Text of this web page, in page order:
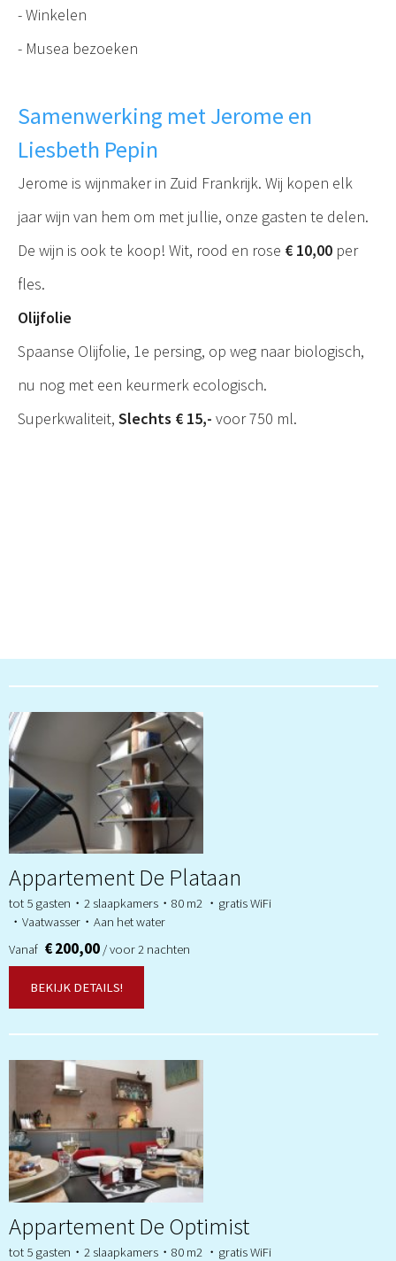
- Winkelen
- Musea bezoeken
Samenwerking met Jerome en
Liesbeth Pepin
Jerome is wijnmaker in Zuid Frankrijk. Wij kopen elk
jaar wijn van hem om met jullie, onze gasten te delen.
De wijn is ook te koop! Wit, rood en rose € 10,00 per
fles.
Olijfolie
Spaanse Olijfolie, 1e persing, op weg naar biologisch,
nu nog met een keurmerk ecologisch.
Superkwaliteit, Slechts € 15,- voor 750 ml.
Appartement De Plataan
tot 5 gasten・2 slaapkamers・80 m2 ・gratis WiFi
・Vaatwasser・Aan het water
Vanaf € 200,00 / voor 2 nachten
BEKIJK DETAILS!
Appartement De Optimist
tot 5 gasten・2 slaapkamers・80 m2 ・gratis WiFi